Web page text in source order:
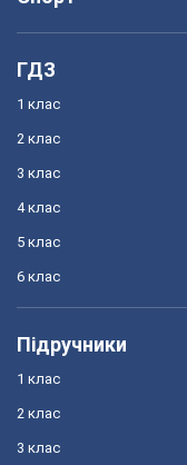
ГДЗ
1 клас
2 клас
3 клас
4 клас
5 клас
6 клас
Підручники
1 клас
2 клас
3 клас